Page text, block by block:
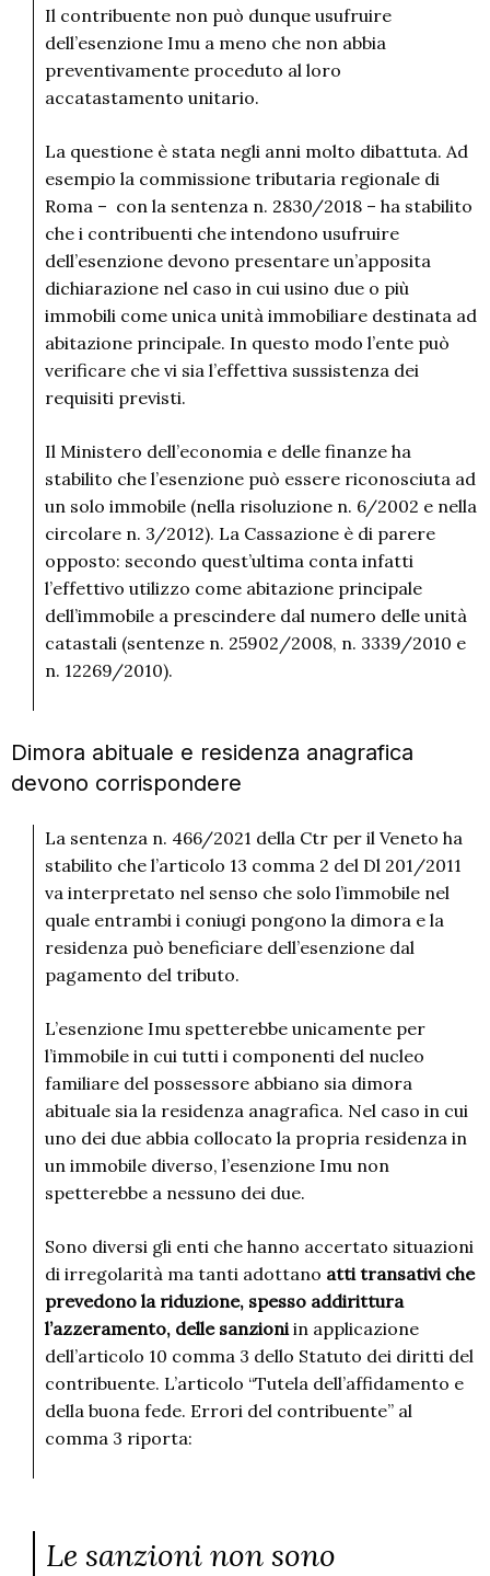
Il contribuente non può dunque usufruire
dell’esenzione Imu a meno che non abbia
preventivamente proceduto al loro
accatastamento unitario.
La questione è stata negli anni molto dibattuta. Ad
esempio la commissione tributaria regionale di
Roma – con la sentenza n. 2830/2018 – ha stabilito
che i contribuenti che intendono usufruire
dell’esenzione devono presentare un’apposita
dichiarazione nel caso in cui usino due o più
immobili come unica unità immobiliare destinata ad
abitazione principale. In questo modo l’ente può
verificare che vi sia l’effettiva sussistenza dei
requisiti previsti.
Il Ministero dell’economia e delle finanze ha
stabilito che l’esenzione può essere riconosciuta ad
un solo immobile (nella risoluzione n. 6/2002 e nella
circolare n. 3/2012). La Cassazione è di parere
opposto: secondo quest’ultima conta infatti
l’effettivo utilizzo come abitazione principale
dell’immobile a prescindere dal numero delle unità
catastali (sentenze n. 25902/2008, n. 3339/2010 e
n. 12269/2010).
Dimora abituale e residenza anagrafica
devono corrispondere
La sentenza n. 466/2021 della Ctr per il Veneto ha
stabilito che l’articolo 13 comma 2 del Dl 201/2011
va interpretato nel senso che solo l’immobile nel
quale entrambi i coniugi pongono la dimora e la
residenza può beneficiare dell’esenzione dal
pagamento del tributo.
L’esenzione Imu spetterebbe unicamente per
l’immobile in cui tutti i componenti del nucleo
familiare del possessore abbiano sia dimora
abituale sia la residenza anagrafica. Nel caso in cui
uno dei due abbia collocato la propria residenza in
un immobile diverso, l’esenzione Imu non
spetterebbe a nessuno dei due.
Sono diversi gli enti che hanno accertato situazioni
di irregolarità ma tanti adottano atti transativi che
prevedono la riduzione, spesso addirittura
l’azzeramento, delle sanzioniin applicazione
dell’articolo 10 comma 3 dello Statuto dei diritti del
contribuente. L’articolo “Tutela dell’affidamento e
della buona fede. Errori del contribuente” al
comma 3 riporta:
Le sanzioni non sono